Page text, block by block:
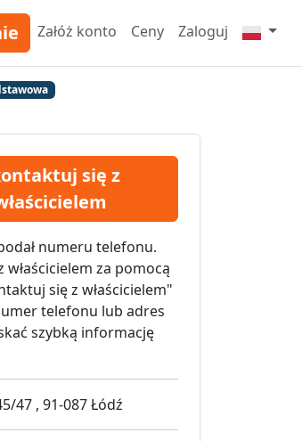
Załóż konto Ceny Zaloguj
się z
numeru telefonu.
za pomocą
się z właścicielem"
telefonu lub adres
szybką informację
47 , 91-087 Łódź